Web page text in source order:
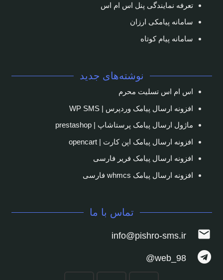
تعرفه نمایندگی پنل اس ام اس
سامانه پیامکی ارزان
سامانه پیام کوتاه
نوشته‌های جدید
اس ام اس تسلیت محرم
افزونه ارسال پیامک وردپرس | WP SMS
ماژول ارسال پیامک پرستاشاپ | prestashop
افزونه ارسال پیامک اپن کارت | opencart
افزونه ارسال پیامک فریر فارسی
افزونه ارسال پیامک whmcs فارسی
تماس با ما
mail
info@pishro-sms.ir
web_98@